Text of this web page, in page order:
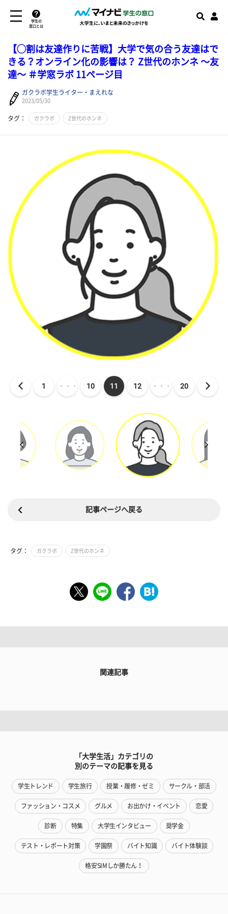
学生の
窓口とは
【◯割は友達作りに苦戦】大学で気の合う友達はで
きる？オンライン化の影響は？ Z世代のホンネ 〜友
達〜 ＃学窓ラボ 11ページ目
ガクラボ学生ライター・まえれな
2023/05/30
タグ： ガクラボ Z世代のホンネ
1 ・・・ 10 11 12 ・・・ 20
記事ページへ戻る
タグ： ガクラボ Z世代のホンネ
関連記事
「大学生活」カテゴリの
別のテーマの記事を見る
学生トレンド 学生旅行 授業・履修・ゼミ サークル・部活
ファッション・コスメ グルメ お出かけ・イベント 恋愛
診断 特集 大学生インタビュー 奨学金
テスト・レポート対策 学園祭 バイト知識 バイト体験談
格安SIMしか勝たん！